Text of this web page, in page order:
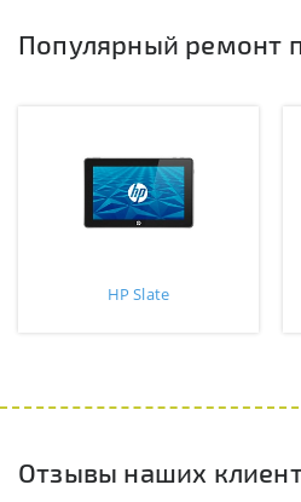
Популярный ремонт
HP Slate
Отзывы наших